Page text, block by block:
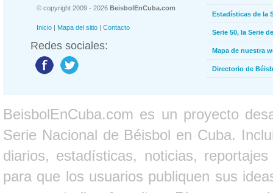
© copyright 2009 - 2026 BeisbolEnCuba.com
Inicio | Mapa del sitio | Contacto
Redes sociales:
Estadísticas de la
Serie 50, la Serie
Mapa de nuestra
Directorio de
BeisbolEnCuba.com es un proyecto
Serie Nacional de Béisbol en Cuba.
diarios, estadísticas, noticias,
para que los usuarios publiquen sus